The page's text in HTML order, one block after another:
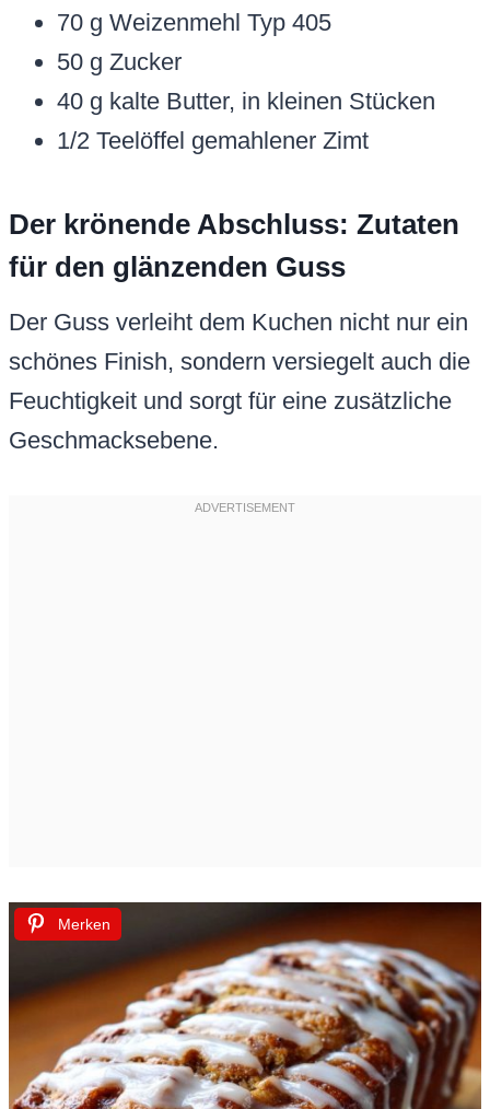
70 g Weizenmehl Typ 405
50 g Zucker
40 g kalte Butter, in kleinen Stücken
1/2 Teelöffel gemahlener Zimt
Der krönende Abschluss: Zutaten
für den glänzenden Guss
Der Guss verleiht dem Kuchen nicht nur ein
schönes Finish, sondern versiegelt auch die
Feuchtigkeit und sorgt für eine zusätzliche
Geschmacksebene.
Merken